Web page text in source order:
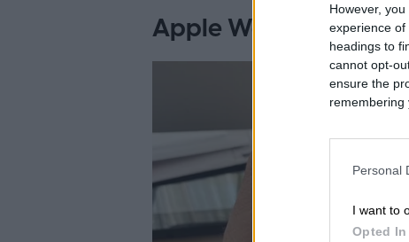
However,
experience
headings to
cannot opt-
ensure the
remembering
Personal
I want to
Opted In
Apple Watch Series 6